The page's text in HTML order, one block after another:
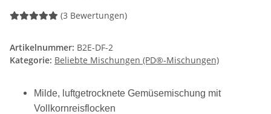
(3 Bewertungen)
Artikelnummer: B2E-DF-2
Kategorie: Beliebte Mischungen (PD®-Mischungen)
Milde, luftgetrocknete Gemüsemischung mit
Vollkornreisflocken